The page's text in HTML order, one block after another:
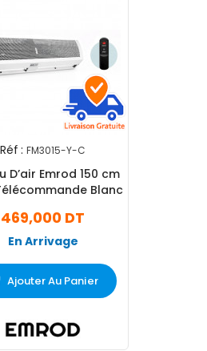
Réf : FM3015-Y-C
D’air Emrod 150 cm
Blanc
469,000 DT
En Arrivage
Ajouter Au Panier